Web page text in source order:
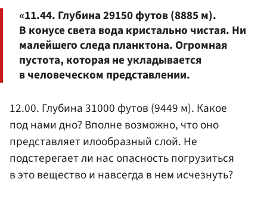
«11.44. Глубина 29150 футов (8885 м).
В конусе света вода кристально чистая. Ни
малейшего следа планктона. Огромная
пустота, которая не укладывается
в человеческом представлении.
12.00. Глубина 31000 футов (9449 м). Какое
под нами дно? Вполне возможно, что оно
представляет илообразный слой. Не
подстерегает ли нас опасность погрузиться
в это вещество и навсегда в нем исчезнуть?